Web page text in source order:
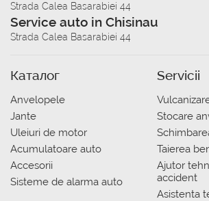
Strada Calea Basarabiei 44
Service auto in Chisinau
Strada Calea Basarabiei 44
Каталог
Anvelopele
Jante
Uleiuri de motor
Acumulatoare auto
Accesorii
Sisteme de alarma auto
Servicii
Stocare
Taierea
Ajutor
accident
Asistenta